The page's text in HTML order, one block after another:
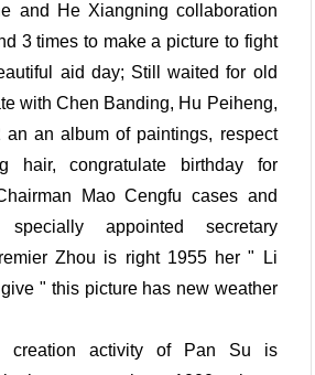
and He Xiangning collaboration
3 times to make a picture to fight
aid day; Still waited for old
with Chen Banding, Hu Peiheng,
an an album of paintings, respect
hair, congratulate birthday for
Mao Cengfu cases and
appointed secretary
Zhou is right 1955 her " Li
" this picture has new weather
creation activity of Pan Su is